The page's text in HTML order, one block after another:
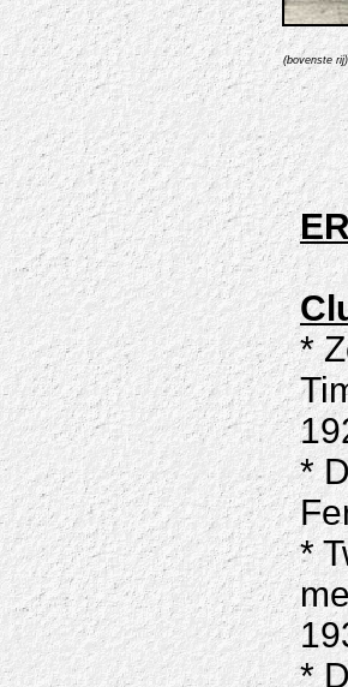
(bovenste rij)
*
*
*
*